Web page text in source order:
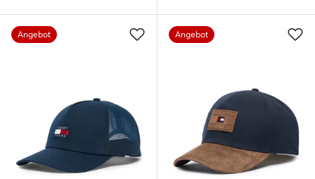
Angebot Angebot